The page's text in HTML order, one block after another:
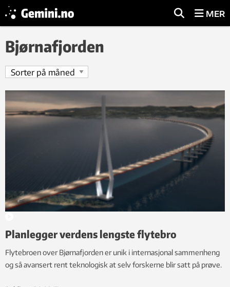
MER
Bjørnafjorden
Planlegger verdens lengste flytebro
Flytebroen over Bjørnafjorden er unik i internasjonal sammenheng
og så avansert rent teknologisk at selv forskerne blir satt på prøve.